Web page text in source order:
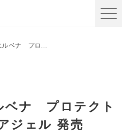
クトＵＶバリアジェル 発売
ベナ プロテクト
ジェル 発売